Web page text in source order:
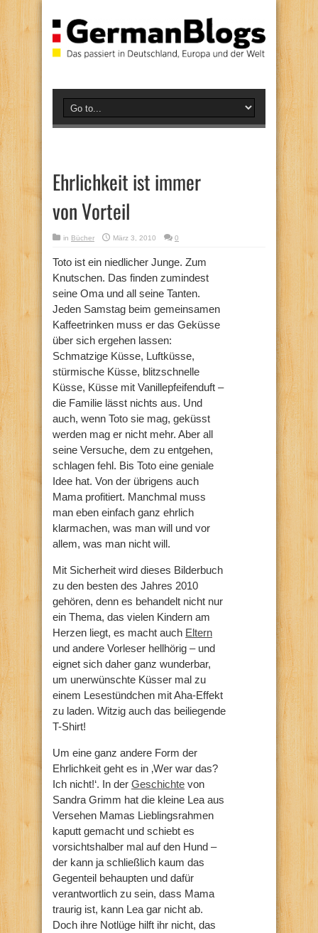
Ehrlichkeit ist immer
von Vorteil
in Bücher März 3, 2010 0
Toto ist ein niedlicher Junge. Zum
Knutschen. Das finden zumindest
seine Oma und all seine Tanten.
Jeden Samstag beim gemeinsamen
Kaffeetrinken muss er das Geküsse
über sich ergehen lassen:
Schmatzige Küsse, Luftküsse,
stürmische Küsse, blitzschnelle
Küsse, Küsse mit Vanillepfeifenduft –
die Familie lässt nichts aus. Und
auch, wenn Toto sie mag, geküsst
werden mag er nicht mehr. Aber all
seine Versuche, dem zu entgehen,
schlagen fehl. Bis Toto eine geniale
Idee hat. Von der übrigens auch
Mama profitiert. Manchmal muss
man eben einfach ganz ehrlich
klarmachen, was man will und vor
allem, was man nicht will.
Mit Sicherheit wird dieses Bilderbuch
zu den besten des Jahres 2010
gehören, denn es behandelt nicht nur
ein Thema, das vielen Kindern am
Herzen liegt, es macht auch Eltern
und andere Vorleser hellhörig – und
eignet sich daher ganz wunderbar,
um unerwünschte Küsser mal zu
einem Lesestündchen mit Aha-Effekt
zu laden. Witzig auch das beiliegende
T-Shirt!
Um eine ganz andere Form der
Ehrlichkeit geht es in ‚Wer war das?
Ich nicht!‘. In der Geschichte von
Sandra Grimm hat die kleine Lea aus
Versehen Mamas Lieblingsrahmen
kaputt gemacht und schiebt es
vorsichtshalber mal auf den Hund –
der kann ja schließlich kaum das
Gegenteil behaupten und dafür
verantwortlich zu sein, dass Mama
traurig ist, kann Lea gar nicht ab.
Doch ihre Notlüge hilft ihr nicht, das